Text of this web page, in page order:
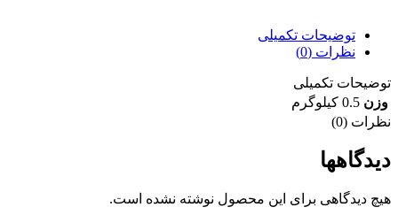
توضیحات تکمیلی
نظرات (0)
توضیحات تکمیلی
وزن 0.5 کیلوگرم
نظرات (0)
دیدگاهها
هیچ دیدگاهی برای این محصول نوشته نشده است.